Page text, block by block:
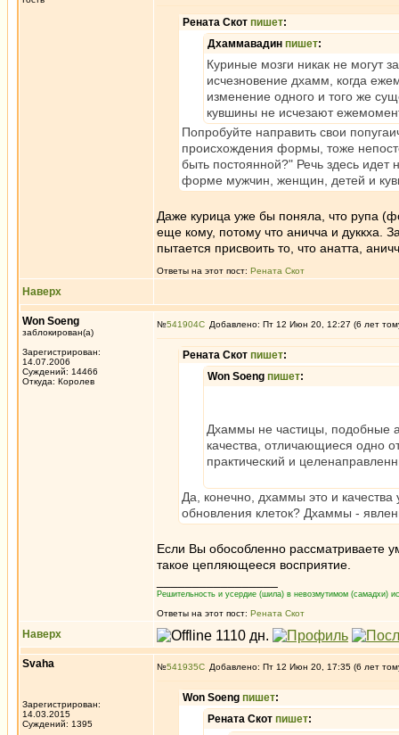
Рената Скот пишет:
Дхаммавадин пишет:
Куриные мозги никак не могут
исчезновение дхамм, когда
изменение одного и того же
кувшины не исчезают
Попробуйте направить свои
происхождения формы, тоже
быть постоянной?" Речь здесь
форме мужчин, женщин, детей и
Даже курица уже бы поняла, что рупа
еще кому, потому что аничча и дуккха.
пытается присвоить то, что анатта,
Ответы на этот пост: Рената Скот
Наверх
Won Soeng
заблокирован(а)
Зарегистрирован:
14.07.2006
Суждений: 14466
Откуда: Королев
№541904 Добавлено: Пт 12 Июн 20, 12:27 (6 лет
Рената Скот пишет:
Won Soeng пишет:
Дхаммы не частицы, подобные
качества, отличающиеся одно
практический и
Да, конечно, дхаммы это и
обновления клеток? Дхаммы -
Если Вы обособленно рассматриваете
такое цепляющееся восприятие.
Решительность и усердие (шила) в невозмутимом (самадхи)
Ответы на этот пост: Рената Скот
Наверх
Svaha
Зарегистрирован:
14.03.2015
Суждений: 1395
№541935 Добавлено: Пт 12 Июн 20, 17:35 (6 лет
Won Soeng пишет:
Рената Скот пишет: